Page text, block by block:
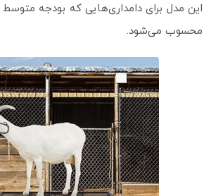
این مدل برای دامداری‌هایی که بودجه متوسط
محسوب می‌شود.